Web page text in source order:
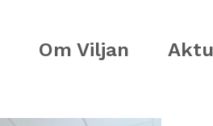
Om Viljan